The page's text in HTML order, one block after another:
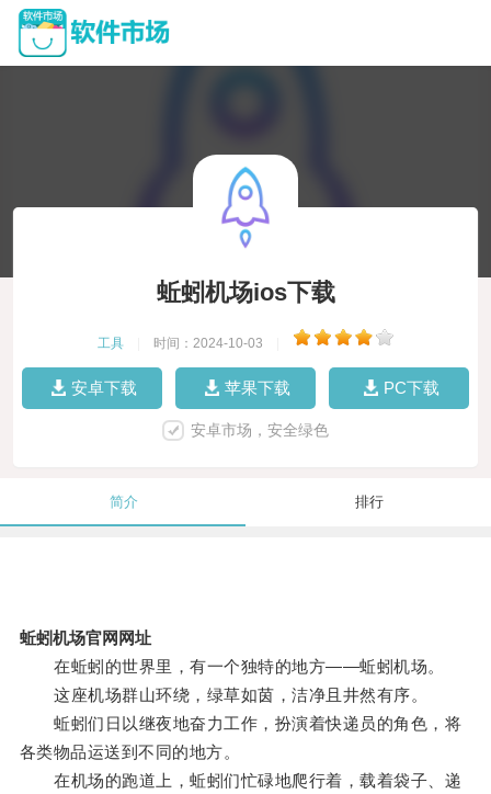
蚯蚓机场ios下载
工具 时间：2024-10-03
安卓下载 苹果下载 PC下载
安卓市场，安全绿色
简介 排行
蚯蚓机场官网网址
在蚯蚓的世界里，有一个独特的地方——蚯蚓机场。
这座机场群山环绕，绿草如茵，洁净且井然有序。
蚯蚓们日以继夜地奋力工作，扮演着快递员的角色，将
各类物品运送到不同的地方。
在机场的跑道上，蚯蚓们忙碌地爬行着，载着袋子、递